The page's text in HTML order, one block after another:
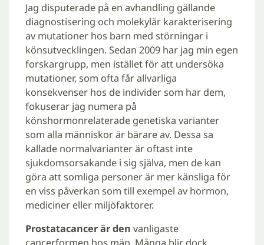
Jag disputerade på en avhandling gällande
diagnostisering och molekylär karakterisering
av mutationer hos barn med störningar i
könsutvecklingen. Sedan 2009 har jag min egen
forskargrupp, men istället för att undersöka
mutationer, som ofta får allvarliga
konsekvenser hos de individer som har dem,
fokuserar jag numera på
könshormonrelaterade genetiska varianter
som alla människor är bärare av. Dessa sa
kallade normalvarianter är oftast inte
sjukdomsorsakande i sig själva, men de kan
göra att somliga personer är mer känsliga för
en viss påverkan som till exempel av hormon,
mediciner eller miljöfaktorer.
Prostatacancer är den vanligaste